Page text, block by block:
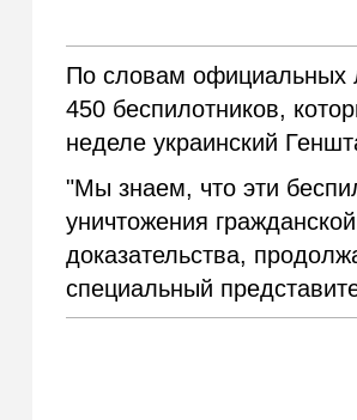
По словам официальных
450 беспилотников,
неделе украинский
"Мы знаем, что эти
уничтожения
доказательства,
специальный